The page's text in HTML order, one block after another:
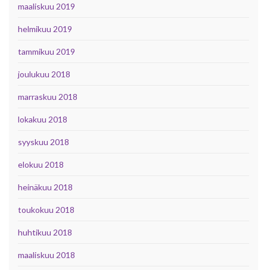
maaliskuu 2019
helmikuu 2019
tammikuu 2019
joulukuu 2018
marraskuu 2018
lokakuu 2018
syyskuu 2018
elokuu 2018
heinäkuu 2018
toukokuu 2018
huhtikuu 2018
maaliskuu 2018